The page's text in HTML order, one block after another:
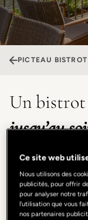
PICTEAU
Un bistrot
jusqu’au
Le menu,
du Borgo San
de la journée,
italienne mais
cosmopolites.
Ce site web
Nous utilisons des
publicités, pour offrir
pour analyser notre
l'utilisation que vous
nos partenaires